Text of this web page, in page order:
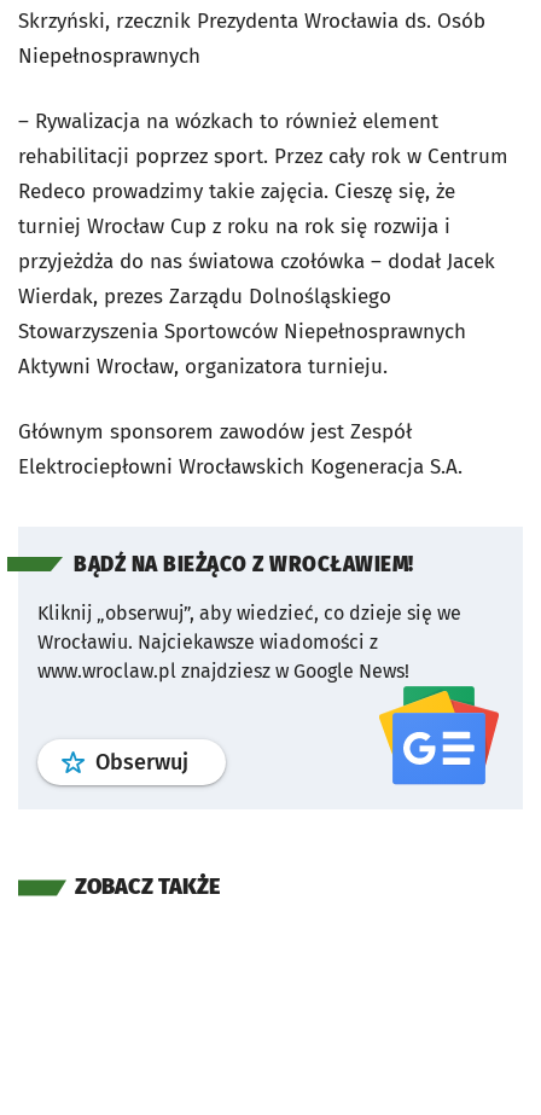
Skrzyński, rzecznik Prezydenta Wrocławia ds. Osób
Niepełnosprawnych
– Rywalizacja na wózkach to również element
rehabilitacji poprzez sport. Przez cały rok w Centrum
Redeco prowadzimy takie zajęcia. Cieszę się, że
turniej Wrocław Cup z roku na rok się rozwija i
przyjeżdża do nas światowa czołówka – dodał Jacek
Wierdak, prezes Zarządu Dolnośląskiego
Stowarzyszenia Sportowców Niepełnosprawnych
Aktywni Wrocław, organizatora turnieju.
Głównym sponsorem zawodów jest Zespół
Elektrociepłowni Wrocławskich Kogeneracja S.A.
BĄDŹ NA BIEŻĄCO Z WROCŁAWIEM!
Kliknij „obserwuj”, aby wiedzieć, co dzieje się we
Wrocławiu. Najciekawsze wiadomości z
www.wroclaw.pl znajdziesz w Google News!
Obserwuj profil serwisu
ZOBACZ TAKŻE